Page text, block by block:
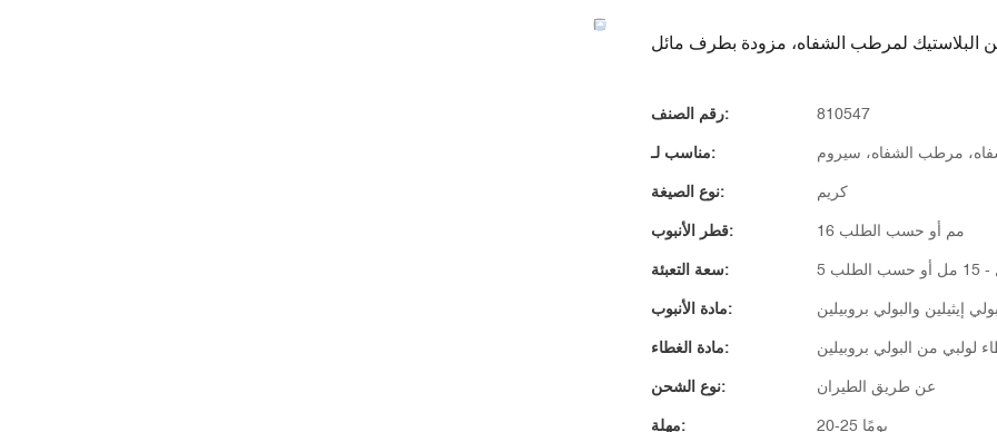
البلاستيك لمرطب الشفاه، مزودة بطرف مائل
رقم الصنف: 810547
مناسب لـ: مرطب الشفاه، سيروم
نوع الصيغة: كريم
قطر الأنبوب: 16 مم أو حسب الطلب
سعة التعبئة: الطلب
مادة الأنبوب: إيثيلين والبولي بروبيلين
مادة الغطاء: لولبي من البولي بروبيلين
نوع الشحن: عن طريق الطيران
مهلة: 20-25 يومًا